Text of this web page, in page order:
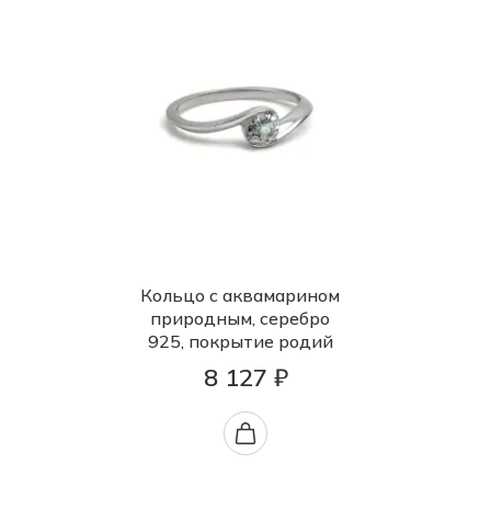
Кольцо с аквамарином
природным, серебро
925, покрытие родий
8 127 ₽